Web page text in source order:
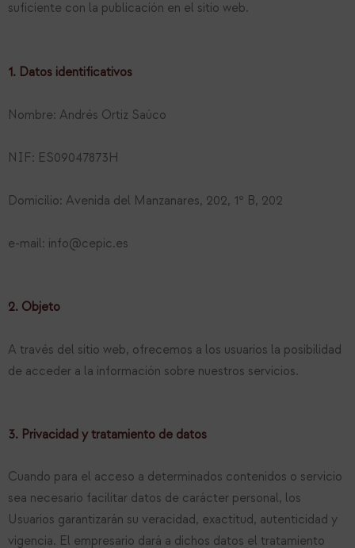
suficiente con la publicación en el sitio web.
1. Datos identificativos
Nombre: Andrés Ortiz Saúco
NIF: ES09047873H
Domicilio: Avenida del Manzanares, 202, 1º B, 202
e-mail: info@cepic.es
2. Objeto
A través del sitio web, ofrecemos a los usuarios la posibilidad
de acceder a la información sobre nuestros servicios.
3. Privacidad y tratamiento de datos
Cuando para el acceso a determinados contenidos o servicio
sea necesario facilitar datos de carácter personal, los
Usuarios garantizarán su veracidad, exactitud, autenticidad y
vigencia. El empresario dará a dichos datos el tratamiento